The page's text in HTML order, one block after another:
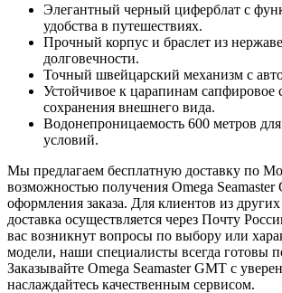
Элегантный черный циферблат с
удобства в путешествиях.
Прочный корпус и браслет из
долговечности.
Точный швейцарский механизм с
Устойчивое к царапинам сапфировое
сохранения внешнего вида.
Водонепроницаемость 600 метров
условий.
Мы предлагаем бесплатную доставку по
возможностью получения Omega Seamaster
оформления заказа. Для клиентов из
доставка осуществляется через Почту
вас возникнут вопросы по выбору или
модели, наши специалисты всегда готовы
Заказывайте Omega Seamaster GMT с
наслаждайтесь качественным сервисом.